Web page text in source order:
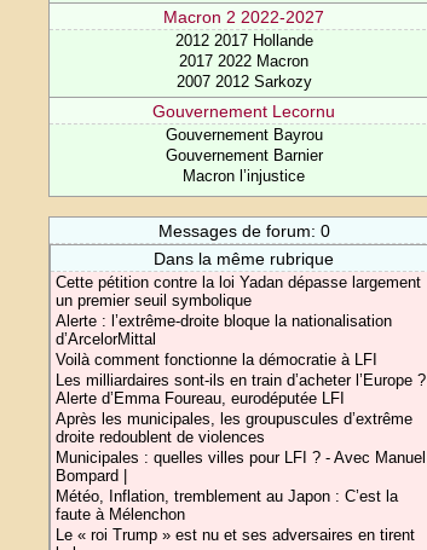
Macron 2 2022-2027
2012 2017 Hollande
2017 2022 Macron
2007 2012 Sarkozy
Gouvernement Lecornu
Gouvernement Bayrou
Gouvernement Barnier
Macron l’injustice
Messages de forum: 0
Dans la même rubrique
Cette pétition contre la loi Yadan dépasse largement
un premier seuil symbolique
Alerte : l’extrême-droite bloque la nationalisation
d’ArcelorMittal
Voilà comment fonctionne la démocratie à LFI
Les milliardaires sont-ils en train d’acheter l’Europe ?
Alerte d’Emma Foureau, eurodéputée LFI
Après les municipales, les groupuscules d’extrême
droite redoublent de violences
Municipales : quelles villes pour LFI ? - Avec Manuel
Bompard |
Météo, Inflation, tremblement au Japon : C’est la
faute à Mélenchon
Le « roi Trump » est nu et ses adversaires en tirent